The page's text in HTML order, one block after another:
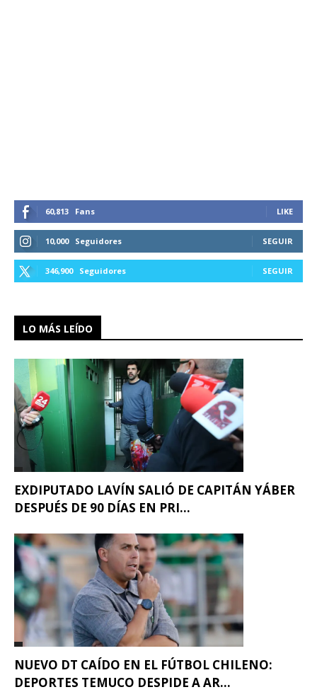
60,813 Fans LIKE
10,000 Seguidores SEGUIR
346,900 Seguidores SEGUIR
LO MÁS LEÍDO
EXDIPUTADO LAVÍN SALIÓ DE CAPITÁN YÁBER
DESPUÉS DE 90 DÍAS EN PRI...
NUEVO DT CAÍDO EN EL FÚTBOL CHILENO:
DEPORTES TEMUCO DESPIDE A AR...